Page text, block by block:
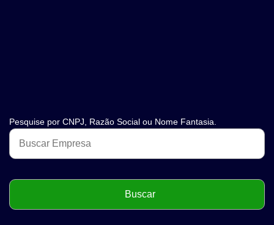
Pesquise por CNPJ, Razão Social ou Nome Fantasia.